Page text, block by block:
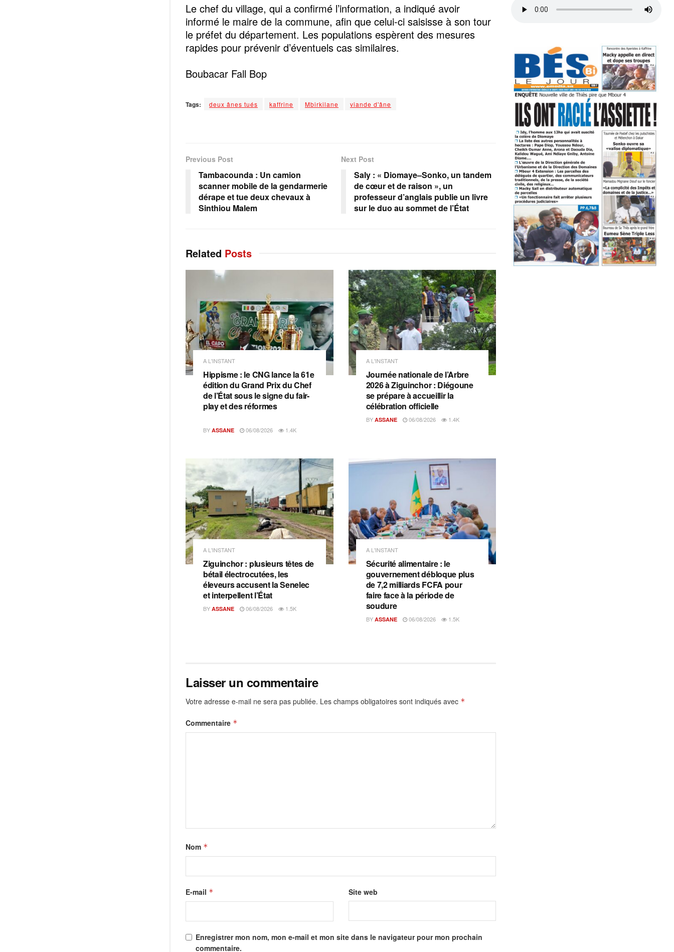
Le chef du village, qui a confirmé l’information, a indiqué avoir
informé le maire de la commune, afin que celui-ci saisisse à son tour
le préfet du département. Les populations espèrent des mesures
rapides pour prévenir d’éventuels cas similaires.
Boubacar Fall Bop
Tags: deux ânes tués kaffrine Mbirkilane viande d'âne
Previous Post
Tambacounda : Un camion
scanner mobile de la gendarmerie
dérape et tue deux chevaux à
Sinthiou Malem
Next Post
Saly : « Diomaye–Sonko, un tandem
de cœur et de raison », un
professeur d’anglais publie un livre
sur le duo au sommet de l’État
Related Posts
A L'INSTANT
Hippisme : le CNG lance la 61e
édition du Grand Prix du Chef
de l’État sous le signe du fair-
play et des réformes
BY ASSANE 06/08/2026 1.4K
A L'INSTANT
Journée nationale de l’Arbre
2026 à Ziguinchor : Diégoune
se prépare à accueillir la
célébration officielle
BY ASSANE 06/08/2026 1.4K
A L'INSTANT
Ziguinchor : plusieurs têtes de
bétail électrocutées, les
éleveurs accusent la Senelec
et interpellent l’État
BY ASSANE 06/08/2026 1.5K
A L'INSTANT
Sécurité alimentaire : le
gouvernement débloque plus
de 7,2 milliards FCFA pour
faire face à la période de
soudure
BY ASSANE 06/08/2026 1.5K
Laisser un commentaire
Votre adresse e-mail ne sera pas publiée. Les champs obligatoires sont indiqués avec *
Commentaire *
Nom *
E-mail * Site web
Enregistrer mon nom, mon e-mail et mon site dans le navigateur pour mon prochain
commentaire.